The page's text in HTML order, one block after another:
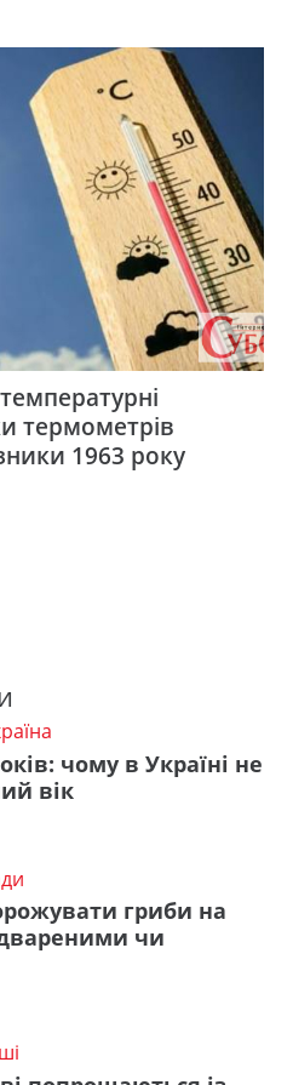
термометрів
1963 року
чому в Україні не
вік
гриби на
чи